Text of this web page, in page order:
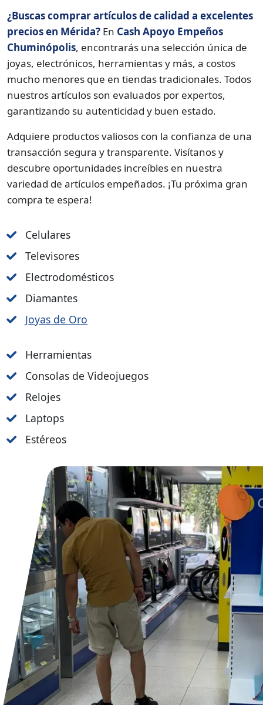
¿Buscas comprar artículos de calidad a excelentes
precios en Mérida? En Cash Apoyo Empeños
Chuminópolis, encontrarás una selección única de
joyas, electrónicos, herramientas y más, a costos
mucho menores que en tiendas tradicionales. Todos
nuestros artículos son evaluados por expertos,
garantizando su autenticidad y buen estado.
Adquiere productos valiosos con la confianza de una
transacción segura y transparente. Visítanos y
descubre oportunidades increíbles en nuestra
variedad de artículos empeñados. ¡Tu próxima gran
compra te espera!
Celulares
Televisores
Electrodomésticos
Diamantes
Joyas de Oro
Herramientas
Consolas de Videojuegos
Relojes
Laptops
Estéreos